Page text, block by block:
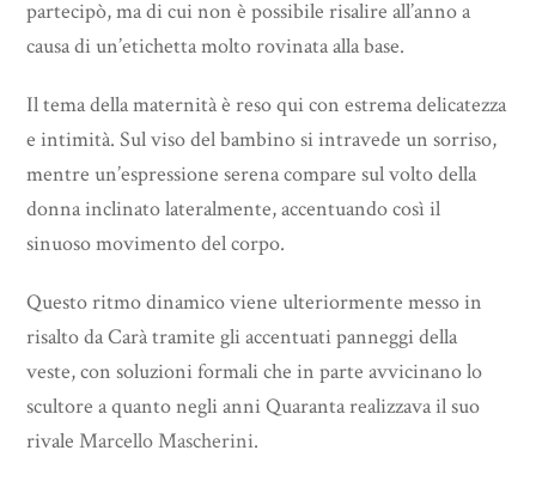
partecipò, ma di cui non è possibile risalire all’anno a
causa di un’etichetta molto rovinata alla base.
Il tema della maternità è reso qui con estrema delicatezza
e intimità. Sul viso del bambino si intravede un sorriso,
mentre un’espressione serena compare sul volto della
donna inclinato lateralmente, accentuando così il
sinuoso movimento del corpo.
Questo ritmo dinamico viene ulteriormente messo in
risalto da Carà tramite gli accentuati panneggi della
veste, con soluzioni formali che in parte avvicinano lo
scultore a quanto negli anni Quaranta realizzava il suo
rivaleMarcello Mascherini.